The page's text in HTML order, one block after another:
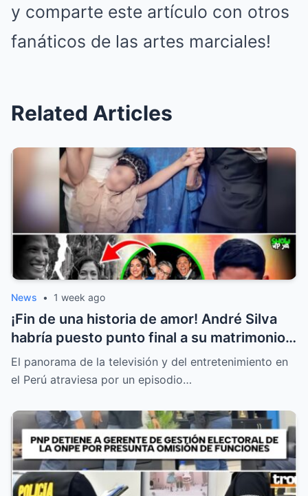
y comparte este artículo con otros
fanáticos de las artes marciales!
Related Articles
News • 1 week ago
¡Fin de una historia de amor! André Silva
habría puesto punto final a su matrimonio
con la hija de Michelle Alexander
El panorama de la televisión y del entretenimiento en
el Perú atraviesa por un episodio…